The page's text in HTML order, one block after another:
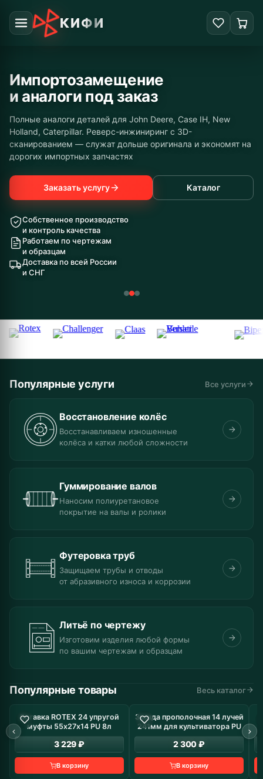
КИФИ
Импортозамещение
и аналоги под заказ
Полные аналоги деталей для John Deere, Case IH, New
Holland, Caterpillar. Реверс-инжиниринг с 3D-
сканированием — служат дольше оригинала и экономят на
дорогих импортных запчастях
Заказать услугу Каталог
Собственное производство
и контроль качества
Работаем по чертежам
и образцам
Доставка по всей России
и СНГ
Популярные услуги Все услуги
Восстановление колёс
Восстанавливаем изношенные
колёса и катки любой сложности
Гуммирование валов
Наносим полиуретановое
покрытие на валы и ролики
Футеровка труб
Защищаем трубы и отводы
от абразивного износа и коррозии
Литьё по чертежу
Изготовим изделия любой формы
по вашим чертежам и образцам
Популярные товары Весь каталог
В наличие: 8 шт
Вставка ROTEX 24 упругой
муфты 55х27х14 PU 8л
3 229 ₽
В корзину
В наличие: 19 шт
Звезда прополочная 14 лучей
241мм для культиватора PU
2 300 ₽
В корзину